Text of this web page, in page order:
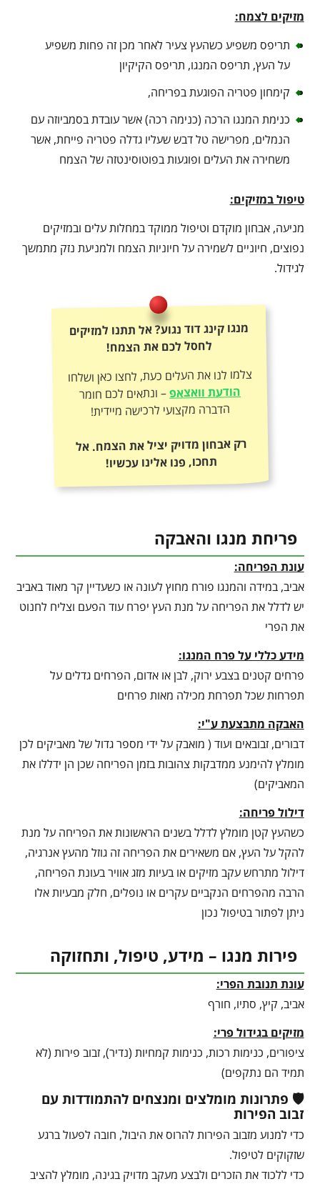
מזיקים לצמח:
תריפס משפיע כשהעץ צעיר לאחר מכן זה פחות משפיע
על העץ, תריפס המנגו, תריפס הקיקיון
קימחון פטריה הפוגעת בפריחה,
כנימת המנגו הרכה (כנימה רכה) אשר עובדת בסמביוזה עם
הנמלים, מפרישה טל דבש שעליו גדלה פטריה פייחת, אשר
משחירה את העלים ופוגעות בפוטוסינטזה של הצמח
טיפול במזיקים:
מניעה, אבחון מוקדם וטיפול ממוקד במחלות עלים ובמזיקים
נפוצים, חיוניים לשמירה על חיוניות הצמח ולמניעת נזק מתמשך
לגידול.
מנגו קינג דוד נגוע? אל תתנו למזיקים
לחסל לכם את הצמח!
צלמו לנו את העלים כעת, לחצו כאן ושלחו
הודעת וואצאפ– ונתאים לכם חומר
הדברה מקצועי לרכישה מיידית!
רק אבחון מדויק יציל את הצמח. אל
תחכו, פנו אלינו עכשיו!
פריחת מנגו והאבקה
עונת הפריחה:
אביב, במידה והמנגו פורח מחוץ לעונה או כשעדיין קר מאוד באביב
יש לדלל את הפריחה על מנת העץ יפרח עוד הפעם וצליח לחנוט
את הפרי
מידע כללי על פרח המנגו:
פרחים קטנים בצבע ירוק, לבן או אדום, הפרחים גדלים על
תפרחות שכל תפרחת מכילה מאות פרחים
האבקה מתבצעת ע"י:
דבורים, זבובאים ועוד ( מואבק על ידי מספר גדול של מאביקים לכן
מומלץ להימנע ממדבקות צהובות בזמן הפריחה שכן הן ידללו את
המאביקים)
דילול פריחה:
כשהעץ קטן מומלץ לדלל בשנים הראשונות את הפריחה על מנת
להקל על העץ, אם משאירים את הפריחה זה גוזל מהעץ אנרגיה,
דילול מתרחש עקב מזיקים או בעיות מזג אוויר בעונת הפריחה,
הרבה מהפרחים הנקביים עקרים או נופלים, חלק מבעיות אלו
ניתן לפתור בטיפול נכון
פירות מנגו – מידע, טיפול, ותחזוקה
עונת תנובת הפרי:
אביב, קיץ, סתיו, חורף
מזיקים בגידול פרי:
ציפורים, כנימות רכות, כנימות קמחיות (נדיר), זבוב פירות (לא
תמיד הם נתקפים)
🛡️ פתרונות מומלצים ומנצחים להתמודדות עם
זבוב הפירות
כדי למנוע מזבוב הפירות להרוס את היבול, חובה לפעול ברגע
שזקוקים לטיפול.
כדי ללכוד את הזכרים ולבצע מעקב מדויק בגינה, מומלץ להציב